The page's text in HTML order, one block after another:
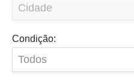
Condição: